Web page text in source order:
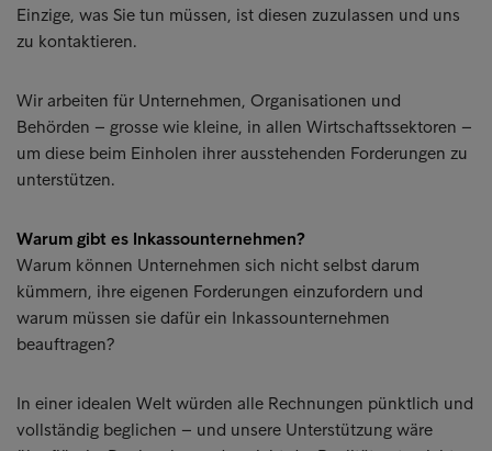
Einzige, was Sie tun müssen, ist diesen zuzulassen und uns
zu kontaktieren.
Wir arbeiten für Unternehmen, Organisationen und
Behörden – grosse wie kleine, in allen Wirtschaftssektoren –
um diese beim Einholen ihrer ausstehenden Forderungen zu
unterstützen.
Warum gibt es Inkassounternehmen?
Warum können Unternehmen sich nicht selbst darum
kümmern, ihre eigenen Forderungen einzufordern und
warum müssen sie dafür ein Inkassounternehmen
beauftragen?
In einer idealen Welt würden alle Rechnungen pünktlich und
vollständig beglichen – und unsere Unterstützung wäre